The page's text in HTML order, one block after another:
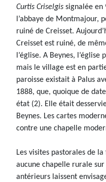
Curtis Criselgis signalée en
l’abbaye de Montmajour,
ruiné de Creisset.
Creisset est ruiné, de
l’église. A Beynes,
mais le village est en
paroisse existait à Palus
1888, que, quoique de
état (2). Elle était
Beynes. Les cartes
contre une chapelle
Les visites pastorales de
aucune chapelle rurale
antérieurs laissent